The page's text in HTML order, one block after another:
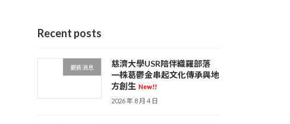
Recent posts
最新消息
慈濟大學USR陪伴織羅部落
一株葛鬱金串起文化傳承與地
方創生 New!!
2026 年 8 月 4 日